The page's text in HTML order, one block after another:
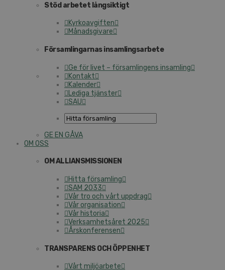
Stöd arbetet långsiktigt
Kyrkoavgiften
Månadsgivare
Församlingarnas insamlingsarbete
Ge för livet – församlingens insamling
Kontakt
Kalender
Lediga tjänster
SAU
GE EN GÅVA
OM OSS
OM ALLIANSMISSIONEN
Hitta församling
SAM 2033
Vår tro och vårt uppdrag
Vår organisation
Vår historia
Verksamhetsåret 2025
Årskonferensen
TRANSPARENS OCH ÖPPENHET
Vårt miljöarbete